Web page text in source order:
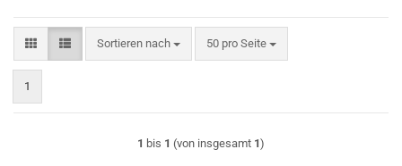
Sortieren nach
Sortieren nach 50 pro Seite
pro Seite
1
1 bis 1 (von insgesamt 1)